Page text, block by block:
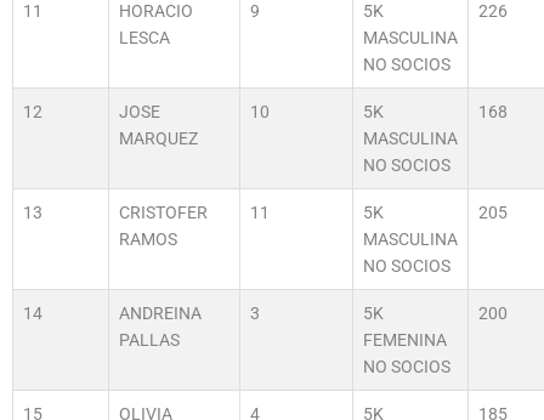
11
HORACIO
LESCA
9
5K
MASCULINA
NO SOCIOS
226
12
JOSE
MARQUEZ
10
5K
MASCULINA
NO SOCIOS
168
13
CRISTOFER
RAMOS
11
5K
MASCULINA
NO SOCIOS
205
14
ANDREINA
PALLAS
3
5K
FEMENINA
NO SOCIOS
200
15
OLIVIA
4
5K
185